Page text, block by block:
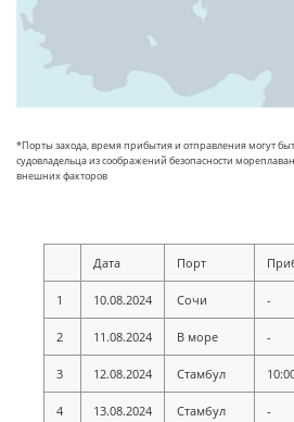
*Порты захода, время прибытия и отправления могут
судовладельца из соображений безопасности
внешних факторов
Дата Порт
1 10.08.2024 Сочи -
2 11.08.2024 В море -
3 12.08.2024 Стамбул
4 13.08.2024 Стамбул -